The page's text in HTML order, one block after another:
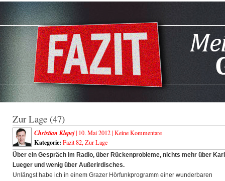
Zur Lage (47)
Christian Klepej| 10. Mai 2012 |Keine Kommentare
Kategorie: Fazit 82, Zur Lage
Über ein Gespräch im Radio, über Rückenprobleme, nichts mehr über Karl
Lueger und wenig über Außerirdisches.
Unlängst habe ich in einem Grazer Hörfunkprogramm einer wunderbaren